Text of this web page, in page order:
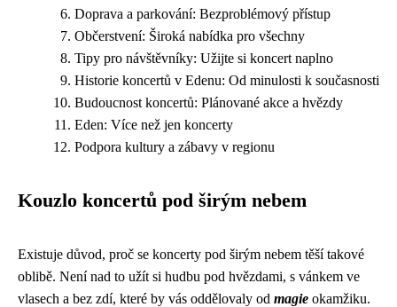
Doprava a parkování: Bezproblémový přístup
Občerstvení: Široká nabídka pro všechny
Tipy pro návštěvníky: Užijte si koncert naplno
Historie koncertů v Edenu: Od minulosti k současnosti
Budoucnost koncertů: Plánované akce a hvězdy
Eden: Více než jen koncerty
Podpora kultury a zábavy v regionu
Kouzlo koncertů pod širým nebem
Existuje důvod, proč se koncerty pod širým nebem těší takové
oblibě. Není nad to užít si hudbu pod hvězdami, s vánkem ve
vlasech a bez zdí, které by vás oddělovaly od magie okamžiku.